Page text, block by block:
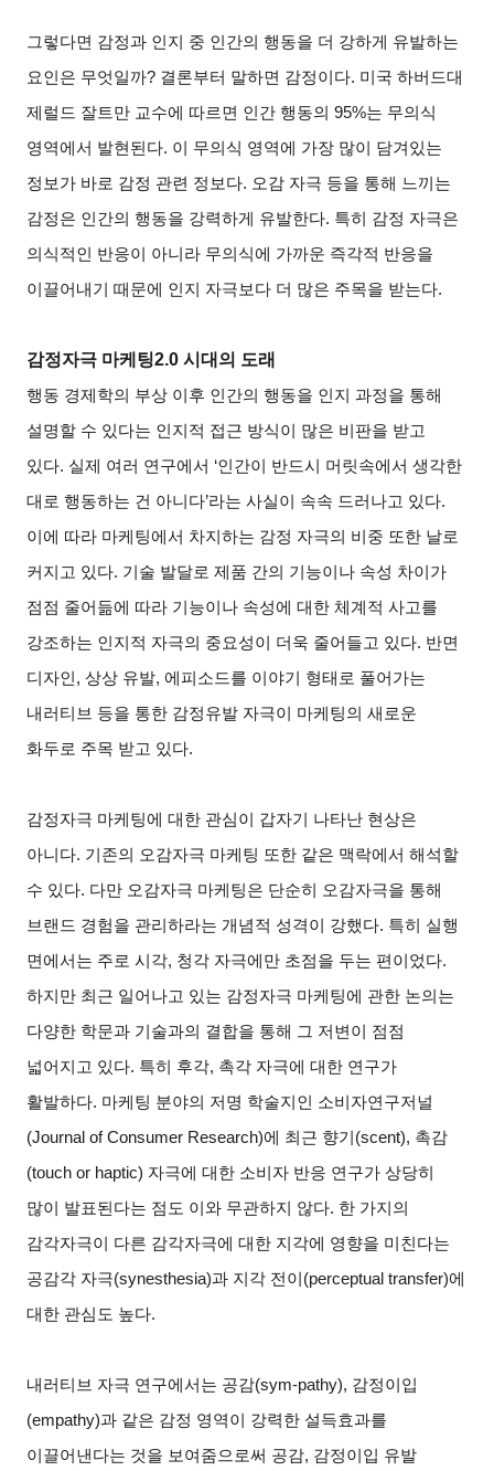
그렇다면 감정과 인지 중 인간의 행동을 더 강하게 유발하는
요인은 무엇일까? 결론부터 말하면 감정이다. 미국 하버드대
제럴드 잘트만 교수에 따르면 인간 행동의 95%는 무의식
영역에서 발현된다. 이 무의식 영역에 가장 많이 담겨있는
정보가 바로 감정 관련 정보다. 오감 자극 등을 통해 느끼는
감정은 인간의 행동을 강력하게 유발한다. 특히 감정 자극은
의식적인 반응이 아니라 무의식에 가까운 즉각적 반응을
이끌어내기 때문에 인지 자극보다 더 많은 주목을 받는다.
감정자극 마케팅2.0 시대의 도래
행동 경제학의 부상 이후 인간의 행동을 인지 과정을 통해
설명할 수 있다는 인지적 접근 방식이 많은 비판을 받고
있다. 실제 여러 연구에서 ‘인간이 반드시 머릿속에서 생각한
대로 행동하는 건 아니다’라는 사실이 속속 드러나고 있다.
이에 따라 마케팅에서 차지하는 감정 자극의 비중 또한 날로
커지고 있다. 기술 발달로 제품 간의 기능이나 속성 차이가
점점 줄어듦에 따라 기능이나 속성에 대한 체계적 사고를
강조하는 인지적 자극의 중요성이 더욱 줄어들고 있다. 반면
디자인, 상상 유발, 에피소드를 이야기 형태로 풀어가는
내러티브 등을 통한 감정유발 자극이 마케팅의 새로운
화두로 주목 받고 있다.
감정자극 마케팅에 대한 관심이 갑자기 나타난 현상은
아니다. 기존의 오감자극 마케팅 또한 같은 맥락에서 해석할
수 있다. 다만 오감자극 마케팅은 단순히 오감자극을 통해
브랜드 경험을 관리하라는 개념적 성격이 강했다. 특히 실행
면에서는 주로 시각, 청각 자극에만 초점을 두는 편이었다.
하지만 최근 일어나고 있는 감정자극 마케팅에 관한 논의는
다양한 학문과 기술과의 결합을 통해 그 저변이 점점
넓어지고 있다. 특히 후각, 촉각 자극에 대한 연구가
활발하다. 마케팅 분야의 저명 학술지인 소비자연구저널
(Journal of Consumer Research)에 최근 향기(scent), 촉감
(touch or haptic) 자극에 대한 소비자 반응 연구가 상당히
많이 발표된다는 점도 이와 무관하지 않다. 한 가지의
감각자극이 다른 감각자극에 대한 지각에 영향을 미친다는
공감각 자극(synesthesia)과 지각 전이(perceptual transfer)에
대한 관심도 높다.
내러티브 자극 연구에서는 공감(sym-pathy), 감정이입
(empathy)과 같은 감정 영역이 강력한 설득효과를
이끌어낸다는 것을 보여줌으로써 공감, 감정이입 유발